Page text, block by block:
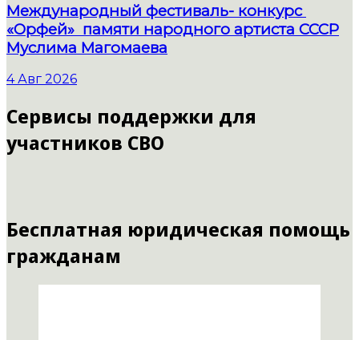
Международный фестиваль- конкурс
«Орфей» памяти народного артиста СССР
Муслима Магомаева
4 Авг 2026
Сервисы поддержки для
участников СВО
Бесплатная юридическая помощь
гражданам